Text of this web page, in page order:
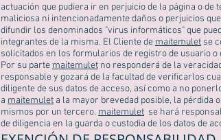
actuación que pudiera ir en perjuicio de la página o
maliciosa ni intencionadamente daños o perjuicios
difundir los denominados "virus informáticos" que
integrantes de la misma. El Cliente de maitemulet se
solicitados en los formularios de registro de usuario
Por su parte maitemulet no responderá de la
responsable y gozará de la facultad de verificarlos
diligente de sus datos de acceso, así como a no
a maitemulet a la mayor brevedad posible, la pérdida
mismos por un tercero. maitemulet se hará
de diligencia en la guarda o custodia de los datos de